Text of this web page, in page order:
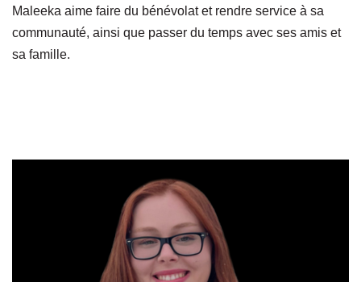
Maleeka aime faire du bénévolat et rendre service à sa
communauté, ainsi que passer du temps avec ses amis et
sa famille.